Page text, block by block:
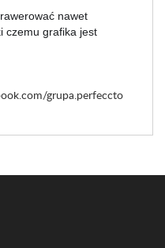
nawet
czemu grafika jest
grupa.perfeccto